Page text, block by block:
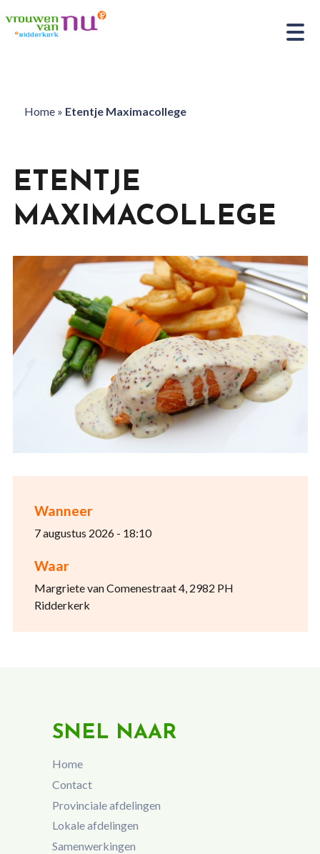
Home» Etentje Maximacollege
Wanneer
7 augustus 2026 - 18:10
Waar
Margriete van Comenestraat 4, 2982 PH
Ridderkerk
ETENTJE
MAXIMACOLLEGE
SNEL NAAR
Home
Contact
Provinciale afdelingen
Lokale afdelingen
Samenwerkingen